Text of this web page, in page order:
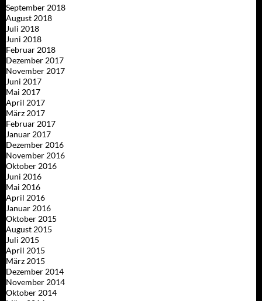
September 2018
August 2018
Juli 2018
Juni 2018
Februar 2018
Dezember 2017
November 2017
Juni 2017
Mai 2017
April 2017
März 2017
Februar 2017
Januar 2017
Dezember 2016
November 2016
Oktober 2016
Juni 2016
Mai 2016
April 2016
Januar 2016
Oktober 2015
August 2015
Juli 2015
April 2015
März 2015
Dezember 2014
November 2014
Oktober 2014